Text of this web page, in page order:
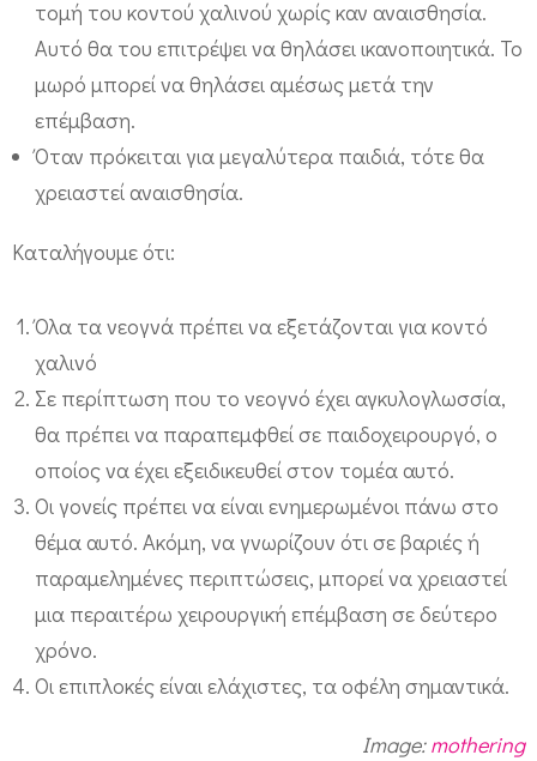
τομή του κοντού χαλινού χωρίς καν αναισθησία.
Αυτό θα του επιτρέψει να θηλάσει ικανοποιητικά. Το
μωρό μπορεί να θηλάσει αμέσως μετά την
επέμβαση.
Όταν πρόκειται για μεγαλύτερα παιδιά, τότε θα
χρειαστεί αναισθησία.
Καταλήγουμε ότι:
Όλα τα νεογνά πρέπει να εξετάζονται για κοντό
χαλινό
Σε περίπτωση που το νεογνό έχει αγκυλογλωσσία,
θα πρέπει να παραπεμφθεί σε παιδοχειρουργό, ο
οποίος να έχει εξειδικευθεί στον τομέα αυτό.
Οι γονείς πρέπει να είναι ενημερωμένοι πάνω στο
θέμα αυτό. Ακόμη, να γνωρίζουν ότι σε βαριές ή
παραμελημένες περιπτώσεις, μπορεί να χρειαστεί
μια περαιτέρω χειρουργική επέμβαση σε δεύτερο
χρόνο.
Οι επιπλοκές είναι ελάχιστες, τα οφέλη σημαντικά.
Image:mothering